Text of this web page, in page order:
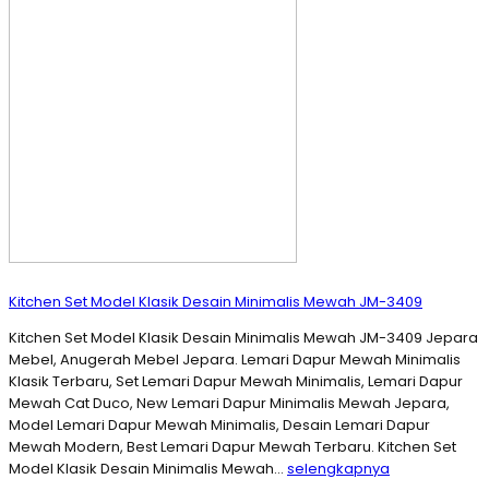
Kitchen Set Model Klasik Desain Minimalis Mewah JM-3409
Kitchen Set Model Klasik Desain Minimalis Mewah JM-3409 Jepara
Mebel, Anugerah Mebel Jepara. Lemari Dapur Mewah Minimalis
Klasik Terbaru, Set Lemari Dapur Mewah Minimalis, Lemari Dapur
Mewah Cat Duco, New Lemari Dapur Minimalis Mewah Jepara,
Model Lemari Dapur Mewah Minimalis, Desain Lemari Dapur
Mewah Modern, Best Lemari Dapur Mewah Terbaru. Kitchen Set
Model Klasik Desain Minimalis Mewah… selengkapnya